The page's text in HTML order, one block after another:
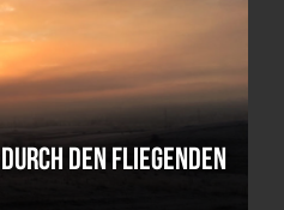
den Fliegenden